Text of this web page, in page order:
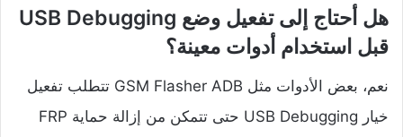
هل أحتاج إلى تفعيل وضع USB Debugging
قبل استخدام أدوات معينة؟
نعم، بعض الأدوات مثل GSM Flasher ADB تتطلب تفعيل
خيار USB Debugging حتى تتمكن من إزالة حماية FRP